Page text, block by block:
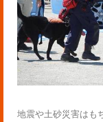
地震や土砂災害はも